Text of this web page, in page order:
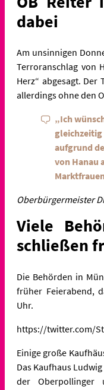
dabei
Am unsinnigen
Terroranschlag von
Herz“ abgesagt.
allerdings ohne den
„Ich
gleichzeitig
aufgrund
von Hanau
Oberbürgermeister
Viele
schließen
Die Behörden in
früher Feierabend,
Uhr.
https://twitter.com/
Einige große
Das Kaufhaus
der Oberpollinger